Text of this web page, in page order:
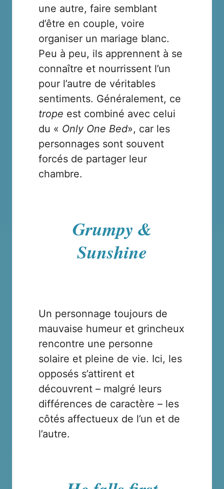
une autre, faire semblant
d’être en couple, voire
organiser un mariage blanc.
Peu à peu, ils apprennent à se
connaître et nourrissent l’un
pour l’autre de véritables
sentiments. Généralement, ce
trope est combiné avec celui
du « Only One Bed», car les
personnages sont souvent
forcés de partager leur
chambre.
Grumpy &
Sunshine
Un personnage toujours de
mauvaise humeur et grincheux
rencontre une personne
solaire et pleine de vie. Ici, les
opposés s’attirent et
découvrent – malgré leurs
différences de caractère – les
côtés affectueux de l’un et de
l’autre.